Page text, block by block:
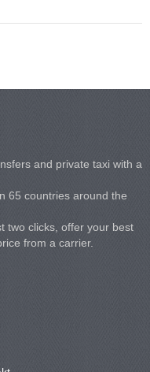
and private taxi with a
65 countries around the
two clicks, offer your best
from a carrier.